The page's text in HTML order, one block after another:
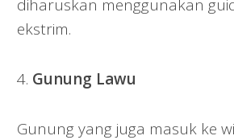
diharuskan menggunakan
ekstrim.
4. Gunung Lawu
Gunung yang juga masuk ke